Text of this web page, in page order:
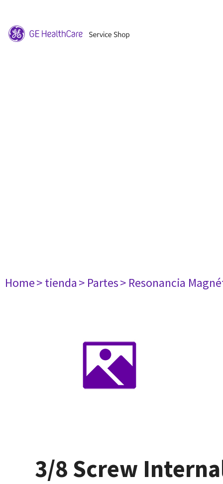
Home> tienda> Partes> Resonancia
3/8 Screw